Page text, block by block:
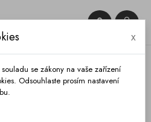


x
se zákony na vaše zařízení
Odsouhlaste prosím nastavení